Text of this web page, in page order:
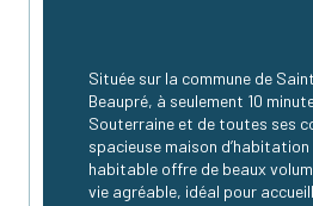
Située sur la commune de
Beaupré, à seulement 10
Souterraine et de toutes ses
spacieuse maison d’habitation
habitable offre de beaux
vie agréable, idéal pour